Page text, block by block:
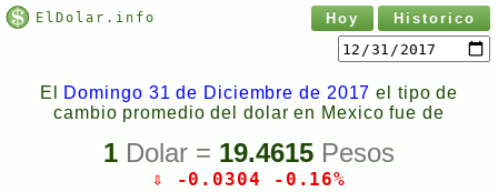
ElDolar.info Hoy Historico
El Domingo 31 de Diciembre de 2017 el tipo de
cambio promedio del dolar en Mexico fue de
1 Dolar = 19.4615 Pesos
⇩ -0.0304 -0.16%